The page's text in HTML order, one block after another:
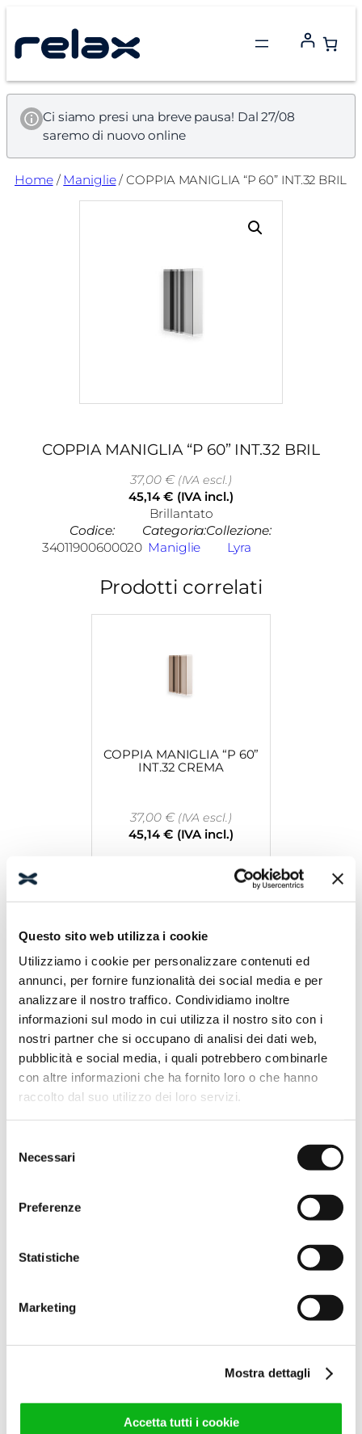
Questo sito web utilizza i cookie
Utilizziamo i cookie per personalizzare contenuti ed
annunci, per fornire funzionalità dei social media e per
analizzare il nostro traffico. Condividiamo inoltre
informazioni sul modo in cui utilizza il nostro sito con i
nostri partner che si occupano di analisi dei dati web,
pubblicità e social media, i quali potrebbero combinarle
con altre informazioni che ha fornito loro o che hanno
raccolto dal suo utilizzo dei loro servizi.
delNecessari
Preferenze
Statistiche
Marketing
Mostra dettagli
Accetta tutti i cookie
contenuto
Ci siamo presi una breve pausa! Dal 27/08
saremo di nuovo online
Home/Maniglie/ COPPIA MANIGLIA “P 60” INT.32 BRIL
COPPIA MANIGLIA “P 60” INT.32 BRIL
37,00 €(IVA escl.)
45,14 € (IVA incl.)
Brillantato
Codice:
34011900600020
Categoria:
Maniglie
Collezione:
Lyra
Prodotti correlati
COPPIA MANIGLIA “P 60”
INT.32 CREMA
37,00 €(IVA escl.)
45,14 € (IVA incl.)
COPPIA MANIGLIA “P 60”
INT.32 ARG.SAT
35,00€ (IVA escl.)
(IVA escl.)
Leggi tutto